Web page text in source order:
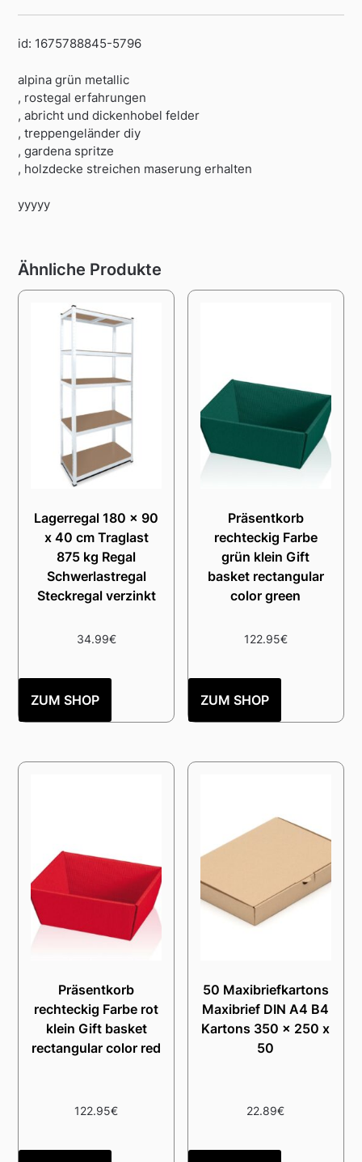
id: 1675788845-5796
alpina grün metallic
, rostegal erfahrungen
, abricht und dickenhobel felder
, treppengeländer diy
, gardena spritze
, holzdecke streichen maserung erhalten
yyyyy
Ähnliche Produkte
Lagerregal 180 x 90
x 40 cm Traglast
875 kg Regal
Schwerlastregal
Steckregal verzinkt
34.99€
ZUM SHOP
Präsentkorb
rechteckig Farbe
grün klein Gift
basket rectangular
color green
122.95€
ZUM SHOP
Präsentkorb
rechteckig Farbe rot
klein Gift basket
rectangular color red
122.95€
50 Maxibriefkartons
Maxibrief DIN A4 B4
Kartons 350 x 250 x
50
22.89€